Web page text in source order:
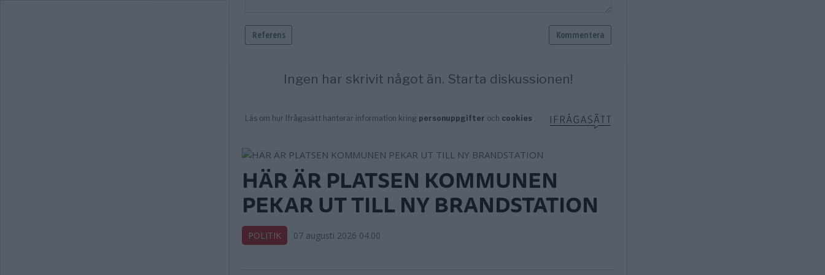
HÄR ÄR PLATSEN KOMMUNEN
PEKAR UT TILL NY BRANDSTATION
POLITIK 07 augusti 2026 04.00